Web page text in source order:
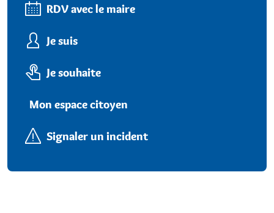
RDV avec le maire
Je suis
Je souhaite
Mon espace citoyen
Signaler un incident